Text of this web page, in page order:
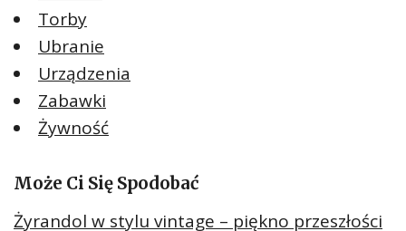
Torby
Ubranie
Urządzenia
Zabawki
Żywność
Może Ci Się Spodobać
Żyrandol w stylu vintage – piękno przeszłości